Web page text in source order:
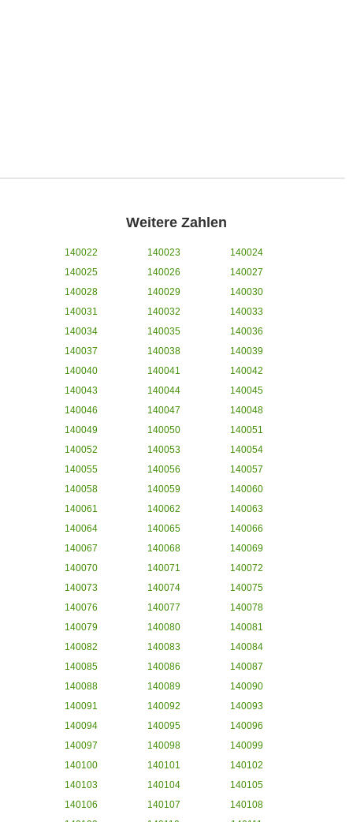
Weitere Zahlen
140022 140023
140024
140025
140026
140027
140028
140029
140030
140031
140032
140033
140034
140035
140036
140037
140038
140039
140040
140041
140042
140043
140044
140045
140046
140047
140048
140049
140050
140051
140052
140053
140054
140055
140056
140057
140058
140059
140060
140061
140062
140063
140064
140065
140066
140067
140068
140069
140070
140071
140072
140073
140074
140075
140076
140077
140078
140079
140080
140081
140082
140083
140084
140085
140086
140087
140088
140089
140090
140091
140092
140093
140094
140095
140096
140097
140098
140099
140100
140101
140102
140103
140104
140105
140106
140107
140108